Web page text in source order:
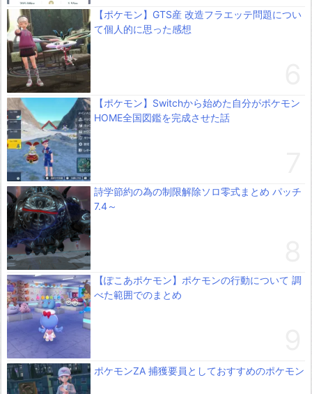
【ポケモン】GTS産 改造フラエッテ問題につい
て個人的に思った感想
【ポケモン】Switchから始めた自分がポケモン
HOME全国図鑑を完成させた話
詩学節約の為の制限解除ソロ零式まとめ パッチ
7.4～
【ぽこあポケモン】ポケモンの行動について 調
べた範囲でのまとめ
ポケモンZA 捕獲要員としておすすめのポケモン